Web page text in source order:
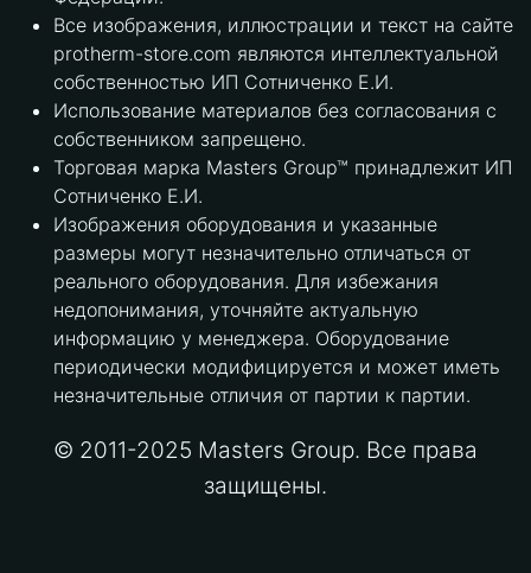
Все изображения, иллюстрации и текст на сайте
protherm-store.com являются интеллектуальной
собственностью ИП Сотниченко Е.И.
Использование материалов без согласования с
собственником запрещено.
Торговая марка Masters Group™ принадлежит ИП
Сотниченко Е.И.
Изображения оборудования и указанные
размеры могут незначительно отличаться от
реального оборудования. Для избежания
недопонимания, уточняйте актуальную
информацию у менеджера. Оборудование
периодически модифицируется и может иметь
незначительные отличия от партии к партии.
© 2011-2025 Masters Group. Все права
защищены.